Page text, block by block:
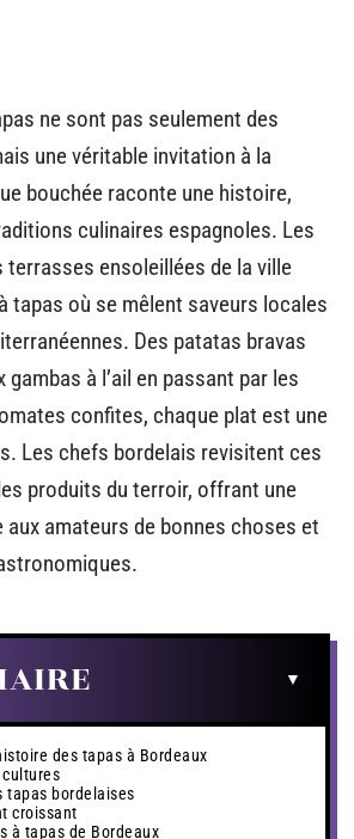
ne sont pas seulement des
une véritable invitation à la
bouchée raconte une histoire,
culinaires espagnoles. Les
terrasses ensoleillées de la ville
tapas où se mêlent saveurs locales
Des patatas bravas
à l’ail en passant par les
confites, chaque plat est une
Les chefs bordelais revisitent ces
produits du terroir, offrant une
aux amateurs de bonnes choses et
des tapas à Bordeaux
tapas bordelaises
croissant
à tapas de Bordeaux